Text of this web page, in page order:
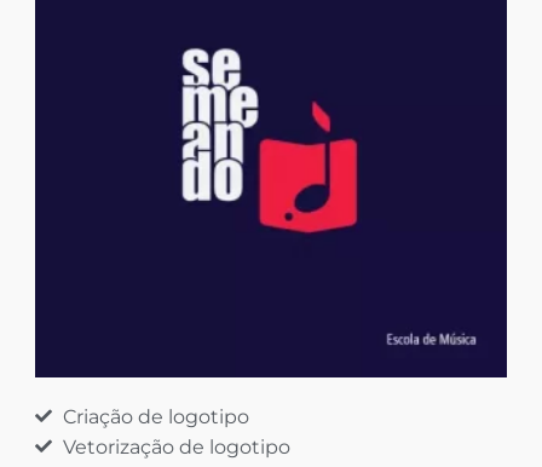
Criação de logotipo
Vetorização de logotipo